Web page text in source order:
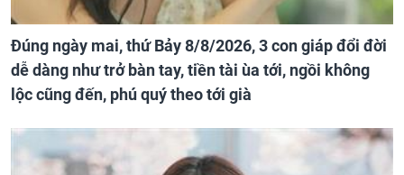
Đúng ngày mai, thứ Bảy 8/8/2026, 3 con giáp đổi đời
dễ dàng như trở bàn tay, tiền tài ùa tới, ngồi không
lộc cũng đến, phú quý theo tới già